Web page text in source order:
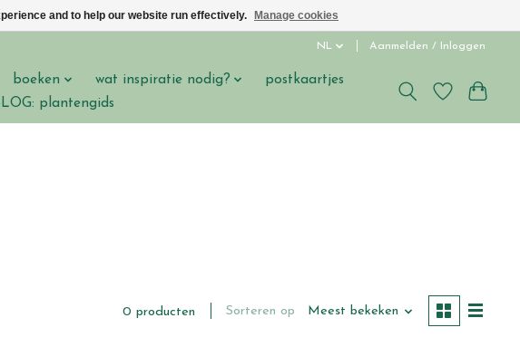
NL Aanmelden / Inloggen
boeken wat inspiratie nodig?
postkaartjes
plantengids
0 producten Sorteren op Meest bekeken
and to help our website run effectively. Manage cookies